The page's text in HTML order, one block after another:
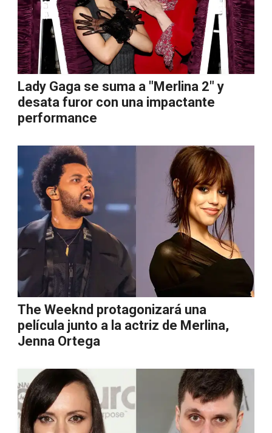
Lady Gaga se suma a "Merlina 2" y
desata furor con una impactante
performance
The Weeknd protagonizará una
película junto a la actriz de Merlina,
Jenna Ortega